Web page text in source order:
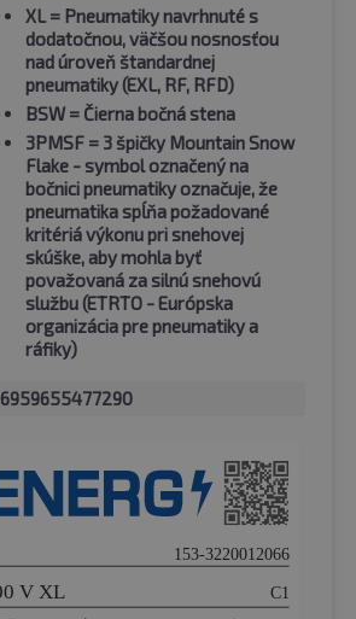
XL= Pneumatiky navrhnuté s
dodatočnou, väčšou nosnosťou
nad úroveň štandardnej
pneumatiky (EXL, RF, RFD)
BSW = Čierna bočná stena
3PMSF = 3 špičky Mountain Snow
Flake - symbol označený na
bočnici pneumatiky označuje, že
pneumatika spĺňa požadované
kritériá výkonu pri snehovej
skúške, aby mohla byť
považovaná za silnú snehovú
službu (ETRTO - Európska
organizácia pre pneumatiky a
ráfiky)
6959655477290